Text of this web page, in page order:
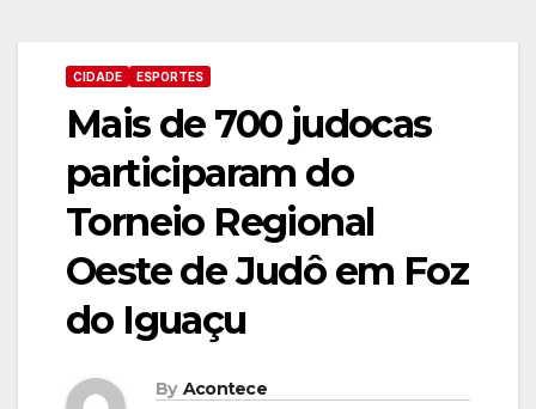
CIDADE ESPORTES
Mais de 700 judocas
participaram do
Torneio Regional
Oeste de Judô em Foz
do Iguaçu
By Acontece